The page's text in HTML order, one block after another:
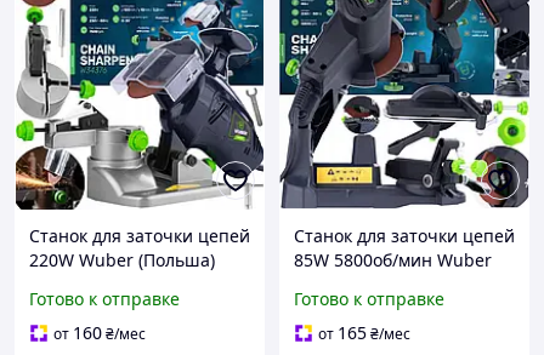
Станок для заточки цепей
220W Wuber (Польша)
Готово к отправке
от 160₴/мес
Станок для заточки цепей
85W 5800об/мин Wuber
Готово к отправке
от 165₴/мес